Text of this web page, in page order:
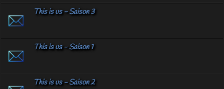
This is us - Saison 3
This is us - Saison 1
This is us - Saison 2